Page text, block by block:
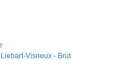
Visneux - Brut